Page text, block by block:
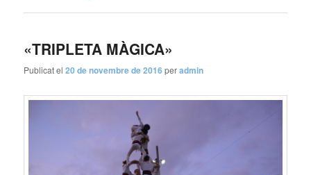
«TRIPLETA MÀGICA»
Publicat el20 de novembre de 2016 peradmin